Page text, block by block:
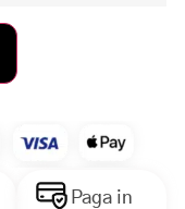
Paga in